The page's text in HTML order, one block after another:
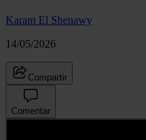
Karam El Shenawy
14/05/2026
Compartir
Comentar